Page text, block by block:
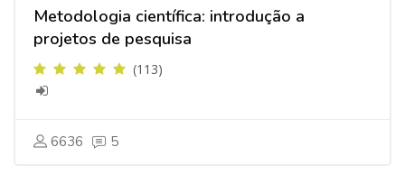
Metodologia científica: introdução a
projetos de pesquisa
(113)
6636 5